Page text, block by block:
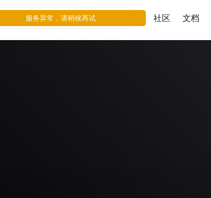
社区 文档
服务异常，请稍候再试